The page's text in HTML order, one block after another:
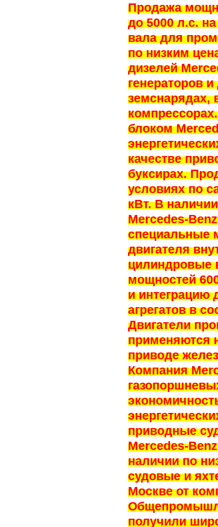
Продажа
до 5000 л.с.
вала для
по низким
дизелей
генераторов
земснарядах,
блоком
качестве
буксирах.
условиях по
кВт. В
Mercedes-
специальные
двигателя
цилиндровые
мощностей
и интеграцию
агрегатов в
Двигатели
применяются
приводе
Компания
приводные
Mercedes-
наличии по
судовые и
Москве от
получили